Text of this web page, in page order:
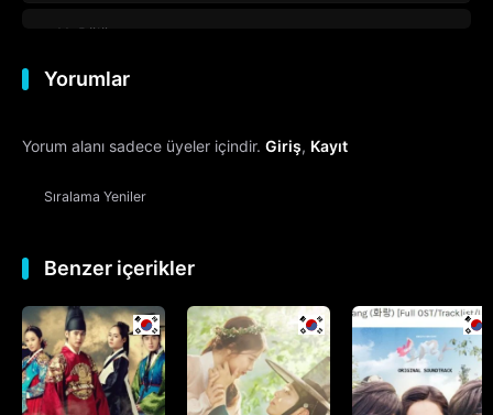
11. Bölüm
12. Bölüm
13. Bölüm
14. Bölüm
15. Bölüm
16. Bölüm
17. Bölüm
Yorumlar
Yorum alanı sadece üyeler içindir. Giriş, Kayıt
Sıralama Yeniler
Benzer içerikler